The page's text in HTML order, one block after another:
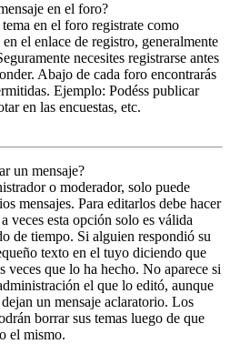
en el foro?
en el foro registrate como
el enlace de registro, generalmente
necesites registrarse antes
Abajo de cada foro encontrarás
Ejemplo: Podéss publicar
en las encuestas, etc.
un mensaje?
o moderador, solo puede
mensajes. Para editarlos debe hacer
veces esta opción solo es válida
de tiempo. Si alguien respondió su
texto en el tuyo diciendo que
veces que lo ha hecho. No aparece si
el que lo editó, aunque
un mensaje aclaratorio. Los
borrar sus temas luego de que
el mismo.